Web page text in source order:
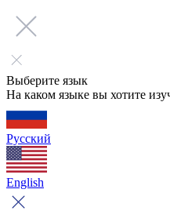
Выберите язык
На каком языке вы хотите
Русский
English